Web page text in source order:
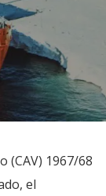
(CAV) 1967/68
el